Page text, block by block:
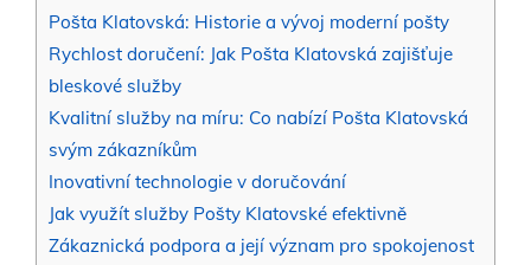
Pošta Klatovská: Historie a vývoj moderní pošty
Rychlost doručení: Jak Pošta Klatovská zajišťuje
bleskové služby
Kvalitní služby na míru: Co nabízí Pošta Klatovská
svým zákazníkům
Inovativní technologie v doručování
Jak využít služby Pošty Klatovské efektivně
Zákaznická podpora a její význam pro spokojenost